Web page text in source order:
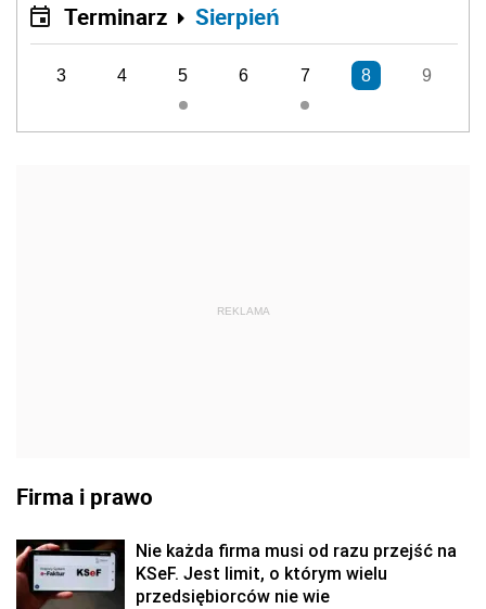
Terminarz Sierpień
3 4 5 6 7 8 9
REKLAMA
Firma i prawo
Nie każda firma musi od razu przejść na
KSeF. Jest limit, o którym wielu
przedsiębiorców nie wie